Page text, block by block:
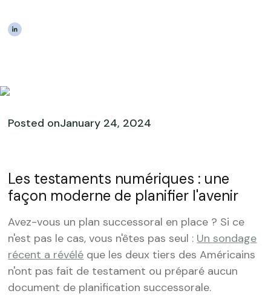
Posted onJanuary 24, 2024
Les testaments numériques : une
façon moderne de planifier l'avenir
Avez-vous un plan successoral en place ? Si ce
n'est pas le cas, vous n'êtes pas seul : Un sondage
récent a révélé que les deux tiers des Américains
n'ont pas fait de testament ou préparé aucun
document de planification successorale.